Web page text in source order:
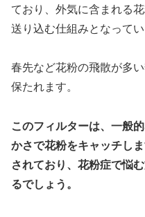
ており、外気に含まれる
送り込む仕組みとなってい
春先など花粉の飛散が多
保たれます。
このフィルターは、一般
かさで花粉をキャッチし
されており、花粉症で悩
るでしょう。